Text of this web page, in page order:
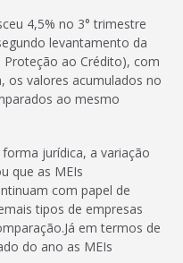
4,5% no 3° trimestre
levantamento da
Proteção ao Crédito), com
os valores acumulados no
ao mesmo
jurídica, a variação
que as MEIs
com papel de
tipos de empresas
em termos de
do ano as MEIs